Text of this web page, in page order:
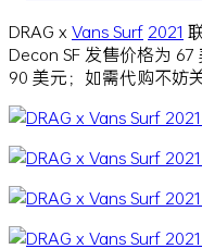
DRAG x Vans Surf 2021
Decon SF 发售价格为
90 美元；如需代购不妨